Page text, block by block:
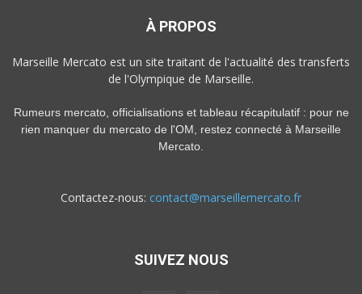
À PROPOS
Marseille Mercato est un site traitant de l'actualité des transferts
de l'Olympique de Marseille.
Rumeurs mercato, officialisations et tableau récapitulatif : pour ne
rien manquer du mercato de l'OM, restez connecté à Marseille
Mercato.
Contactez-nous: contact@marseillemercato.fr
SUIVEZ NOUS